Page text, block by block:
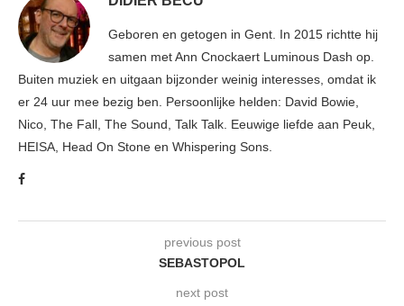
Geboren en getogen in Gent. In 2015 richtte hij
samen met Ann Cnockaert Luminous Dash op.
Buiten muziek en uitgaan bijzonder weinig interesses, omdat ik
er 24 uur mee bezig ben. Persoonlijke helden: David Bowie,
Nico, The Fall, The Sound, Talk Talk. Eeuwige liefde aan Peuk,
HEISA, Head On Stone en Whispering Sons.
previous post
SEBASTOPOL
next post